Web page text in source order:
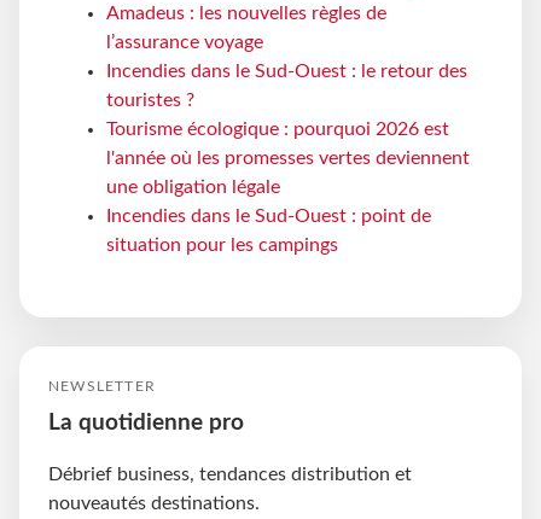
Amadeus : les nouvelles règles de
l’assurance voyage
Incendies dans le Sud-Ouest : le retour des
touristes ?
Tourisme écologique : pourquoi 2026 est
l'année où les promesses vertes deviennent
une obligation légale
Incendies dans le Sud-Ouest : point de
situation pour les campings
NEWSLETTER
La quotidienne pro
Débrief business, tendances distribution et
nouveautés destinations.